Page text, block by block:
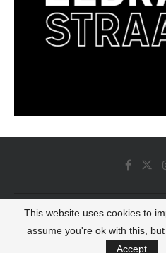
© 2022 - Luminous
BACK
This website uses cookies to
assume you're ok with this,
Accept